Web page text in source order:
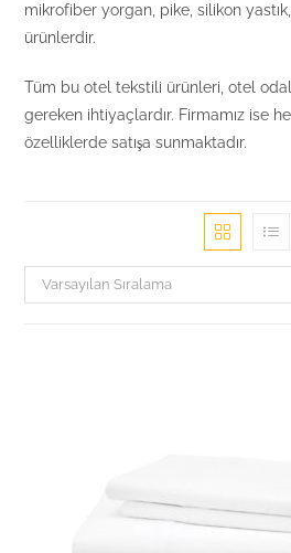
mikrofiber yorgan, pike, silikon
ürünlerdir.
Tüm bu otel tekstili ürünleri, otel
gereken ihtiyaçlardır. Firmamız ise
özelliklerde satışa sunmaktadır.
Varsayılan Sıralama